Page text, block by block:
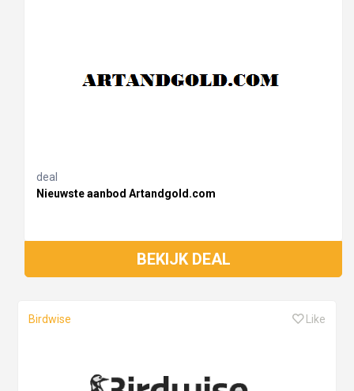
deal
Nieuwste aanbod Artandgold.com
BEKIJK DEAL
Birdwise Like